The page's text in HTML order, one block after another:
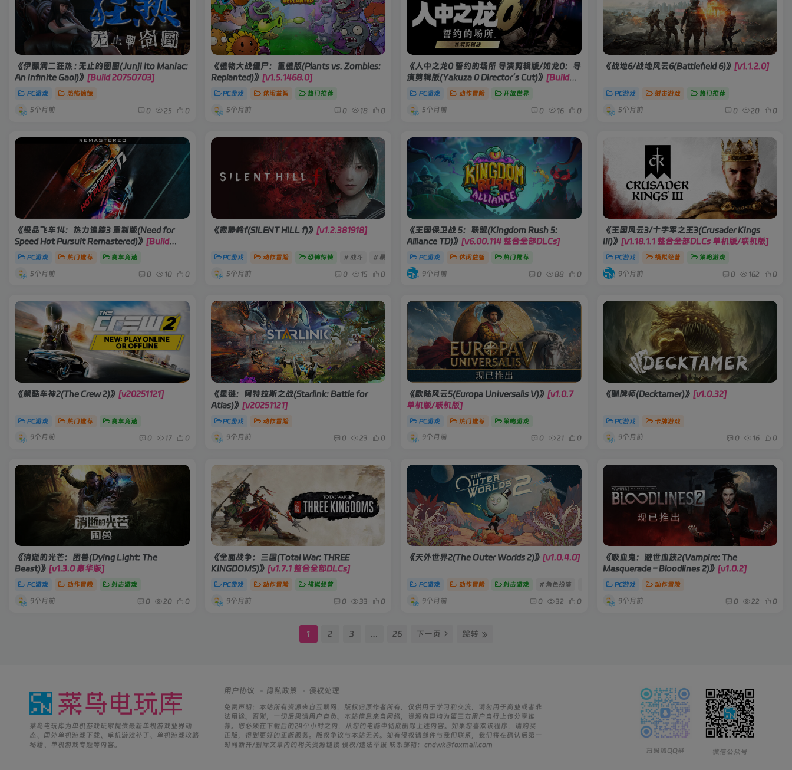
《伊藤润二狂热 : 无止的囹圄(Junji Ito Maniac:
An Infinite Gaol)》 [Build 20750703]
PC游戏 恐怖惊悚
5个月前 0 25 0
《植物大战僵尸：重植版(Plants vs. Zombies:
Replanted)》 [v1.5.1468.0]
PC游戏 休闲益智 热门推荐
5个月前 0 18 0
《人中之龙0 誓约的场所 导演剪辑版/如龙0：导
演剪辑版(Yakuza 0 Director’s Cut)》 [Build2
20260219]
PC游戏 动作冒险 开放世界
5个月前 0 16 0
《战地6/战地风云6(Battlefield 6)》 [v1.1.2.0]
PC游戏 射击游戏 热门推荐
5个月前 0 20 0
《极品飞车14：热力追踪3 重制版(Need for
Speed Hot Pursuit Remastered)》 [Build
20611010]
PC游戏 热门推荐 赛车竞速
5个月前 0 10 0
《寂静岭f(SILENT HILL f)》 [v1.2.381918]
PC游戏 动作冒险 恐怖惊悚 # 战斗 # 暴力 # 单人
5个月前 0 15 0
《王国保卫战 5：联盟(Kingdom Rush 5:
Alliance TD)》 [v6.00.114 整合全部DLCs]
PC游戏 休闲益智 热门推荐
9个月前 0 88 0
《王国风云3/十字军之王3(Crusader Kings
III)》 [v1.18.1.1 整合全部DLCs 单机版/联机版]
PC游戏 模拟经营 策略游戏
9个月前 0 162 0
《飙酷车神2(The Crew 2)》 [v20251121]
PC游戏 热门推荐 赛车竞速
9个月前 0 17 0
《星链：阿特拉斯之战(Starlink: Battle for
Atlas)》 [v20251121]
PC游戏 动作冒险
9个月前 0 23 0
《欧陆风云5(Europa Universalis V)》 [v1.0.7
单机版/联机版]
PC游戏 热门推荐 策略游戏
9个月前 0 21 0
《驯牌师(Decktamer)》 [v1.0.32]
PC游戏 卡牌游戏
9个月前 0 16 0
《消逝的光芒：困兽(Dying Light: The
Beast)》 [v1.3.0 豪华版]
PC游戏 动作冒险 射击游戏
9个月前 0 20 0
《全面战争：三国(Total War: THREE
KINGDOMS)》 [v1.7.1 整合全部DLCs]
PC游戏 动作冒险 模拟经营
9个月前 0 33 0
《天外世界2(The Outer Worlds 2)》 [v1.0.4.0]
PC游戏 动作冒险 射击游戏 # 角色扮演 # 动作
9个月前 0 32 0
《吸血鬼：避世血族2(Vampire: The
Masquerade – Bloodlines 2)》 [v1.0.2]
PC游戏 动作冒险
9个月前 0 22 0
1 2 3 … 26 下一页 跳转
菜鸟电玩库为单机游戏玩家提供最新单机游戏业界动
态、国外单机游戏下载、单机游戏补丁、单机游戏攻略
秘籍、单机游戏专题等内容。
用户协议 隐私政策 侵权处理
免责声明：本站所有资源来自互联网，版权归原作者所有，仅供用于学习和交流，请勿用于商业或者非
法用途。否则，一切后果请用户自负。本站信息来自网络，资源内容均为第三方用户自行上传分享推
荐。您必须在下载后的24个小时之内，从您的电脑中彻底删除上述内容。如果您喜欢该程序，请购买
正版，得到更好的正版服务。版权争议与本站无关。如有侵权请邮件与我们联系，我们将在确认后第一
时间断开/删除文章内的相关资源链接 侵权/违法举报 联系邮箱：cndwk@foxmail.com
扫码加QQ群 微信公众号